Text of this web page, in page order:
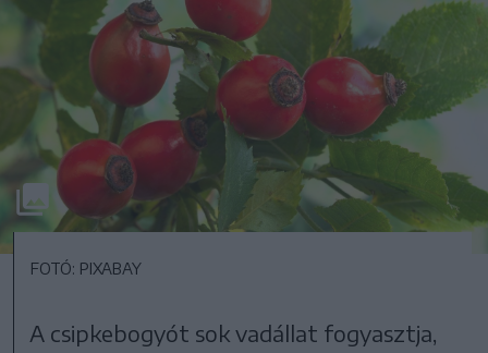
FOTÓ: PIXABAY
A csipkebogyót sok vadállat fogyasztja,